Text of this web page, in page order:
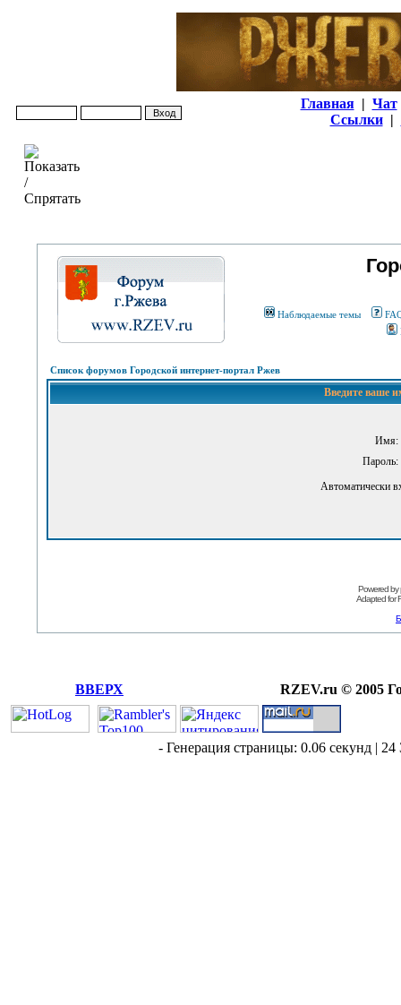
Главная | Чат
Ссылки |
Наблюдаемые темы
Список форумов Городской интернет-портал Ржев
Введите ваше
Имя:
Пароль:
Автоматически
Powered by
Adapted for
ВВЕРХ RZEV.ru © 2005
- Генерация страницы: 0.06 секунд |